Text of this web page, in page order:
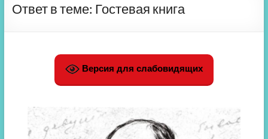
Ответ в теме: Гостевая книга
Версия для слабовидящих